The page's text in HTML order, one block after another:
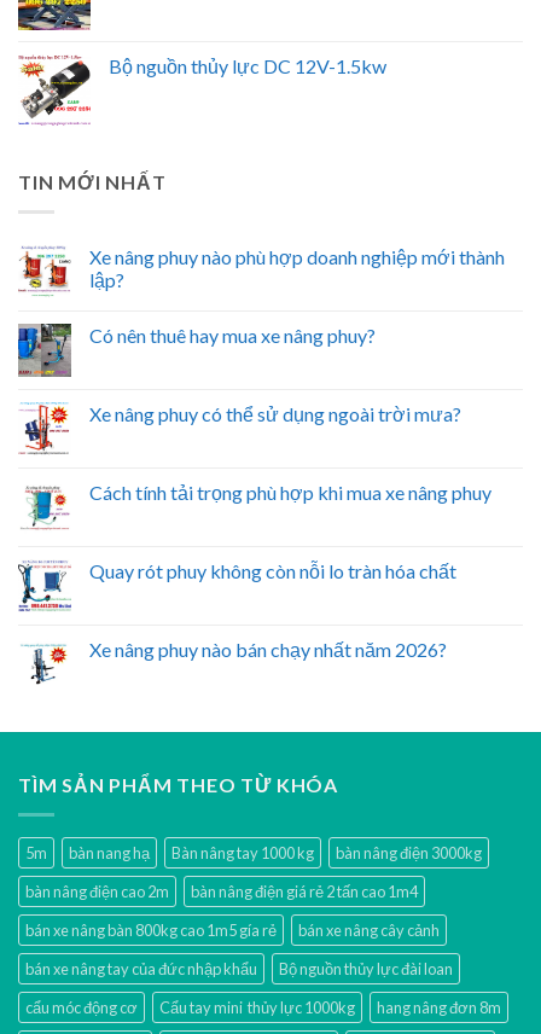
Bộ nguồn thủy lực DC 12V-1.5kw
TIN MỚI NHẤT
Xe nâng phuy nào phù hợp doanh nghiệp mới thành
lập?
Có nên thuê hay mua xe nâng phuy?
Xe nâng phuy có thể sử dụng ngoài trời mưa?
Cách tính tải trọng phù hợp khi mua xe nâng phuy
Quay rót phuy không còn nỗi lo tràn hóa chất
Xe nâng phuy nào bán chạy nhất năm 2026?
TÌM SẢN PHẨM THEO TỪ KHÓA
5m bàn nang hạ Bàn nâng tay 1000 kg
bàn nâng điện 3000kg
bàn nâng điện cao 2m
bàn nâng điện giá rẻ 2 tấn cao 1m4
bán xe nâng bàn 800kg cao 1m5 gía rẻ
bán xe nâng cây cảnh
bán xe nâng tay của đức nhập khẩu
Bộ nguồn thủy lực đài loan
cẩu móc động cơ
Cẩu tay mini thủy lực 1000kg
hang nâng đơn 8m